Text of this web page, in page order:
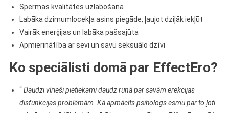
Spermas kvalitātes uzlabošana
Labāka dzimumlocekļa asins piegāde, ļaujot dziļāk iekļūt
Vairāk enerģijas un labāka pašsajūta
Apmierinātība ar sevi un savu seksuālo dzīvi
Ko speciālisti domā par EffectEro?
“Daudzi vīrieši pietiekami daudz runā par savām erekcijas
disfunkcijas problēmām. Kā apmācīts psihologs esmu par to ļoti